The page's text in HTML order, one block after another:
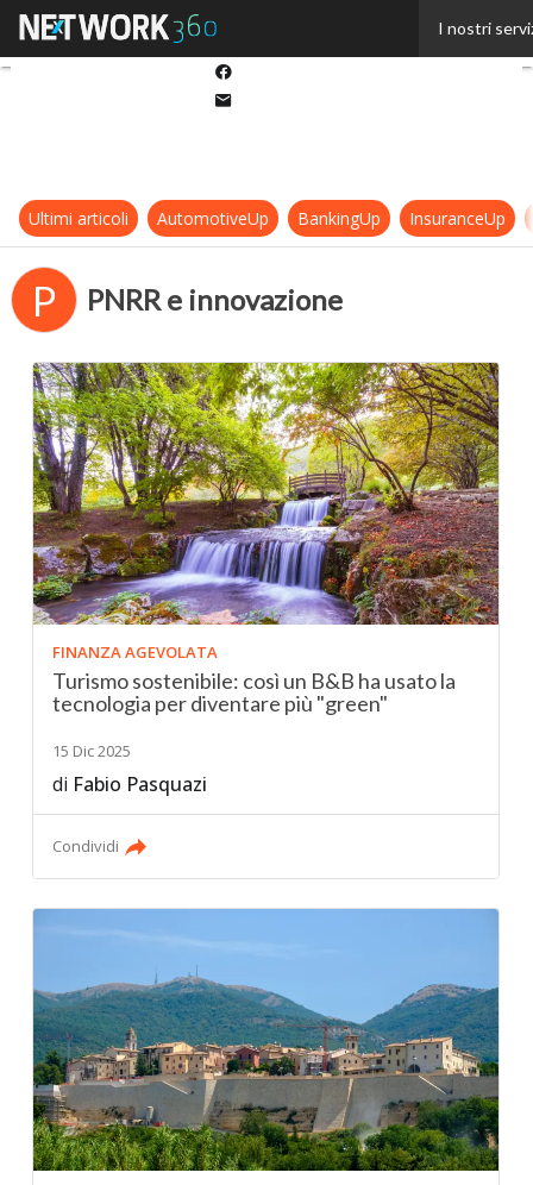
I nostri
Ultimi articoli AutomotiveUp BankingUp InsuranceUp
P PNRR e innovazione
FINANZA AGEVOLATA
Turismo sostenibile: così un B&B ha usato la
tecnologia per diventare più "green"
15 Dic 2025
di Fabio Pasquazi
Condividi